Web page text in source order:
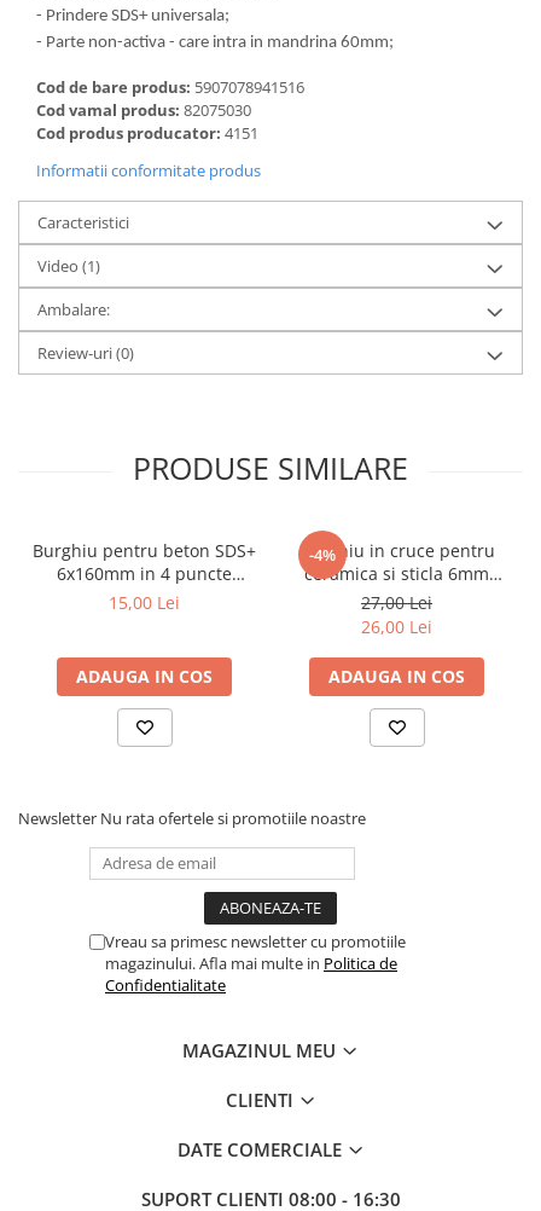
Discuri lamelare cu smirghel
Discuri pentru ferastrau circular
Discuri pentru slefuire gleturi
Discuri pentru taiere si polizare
Taiere umeda si uscata
Distantieri nivelare si fixare
Distantieri cruce, tip T si penite
Distantieri pentru nivelare
Echipamente pentru protectie
Centuri scule si hamuri
Manusi pentru protectie
Chingi si cordeline
Coliere din plastic
Lampi pe gaz, fludor
Ventuze
Gletiere, spacluri si mistrii
Alte gletiere
Gletiere profesionale
Mistrii drepte si pentru colturi
Instrumente pentru scris si trasat
- Prindere SDS+ universala;
- Parte non-activa - care intra in mandrina 60mm;
Cod de bare produs: 5907078941516
Cod vamal produs: 82075030
Cod produs producator: 4151
Informatii conformitate produs
Caracteristici
Video (1)
Ambalare:
Review-uri(0)
PRODUSE SIMILARE
Burghiu pentru beton SDS+
6x160mm in 4 puncte
PROFESIONAL Draumet
15,00 Lei
ADAUGA IN COS
-4%
Burghiu in cruce pentru
ceramica si sticla 6mm
Draumet
27,00 Lei
26,00 Lei
ADAUGA IN COS
Newsletter Nu rata ofertele si promotiile noastre
Vreau sa primesc newsletter cu promotiile
magazinului. Afla mai multe in Politica de
Confidentialitate
MAGAZINUL MEU
CLIENTI
DATE COMERCIALE
SUPORT CLIENTI 08:00 - 16:30